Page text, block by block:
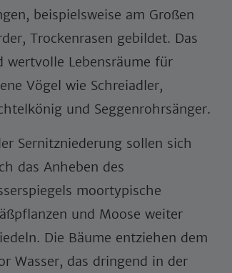
beispielsweise am Großen
Trockenrasen gebildet. Das
wertvolle Lebensräume für
Vögel wie Schreiadler,
und Seggenrohrsänger.
Sernitzniederung sollen sich
das Anheben des
moortypische
und Moose weiter
Die Bäume entziehen dem
Wasser, das dringend in der